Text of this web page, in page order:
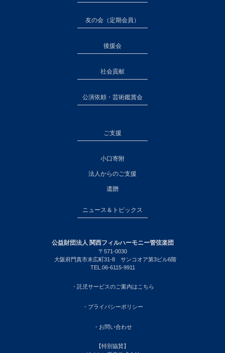
友の会（定期会員）
後援会
社会貢献
公演依頼・芸術鑑賞会
ご支援
小口寄附
法人からのご支援
遺贈
ニュース＆トピックス
公益財団法人 関西フィルハーモニー管弦楽団
〒571-0030
大阪府門真市末広町31-8 サンコオア第3ビル6階
TEL.06-6115-9911
・託児サービスのご案内はこちら
・プライバシーポリシー
・お問い合わせ
【特別協賛】